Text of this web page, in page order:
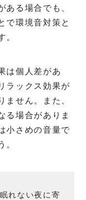
ある場合でも、
で環境音対策と
。
は個人差があ
ラックス効果が
ません。また、
る場合がありま
小さめの音量で
。
眠れない夜に寄